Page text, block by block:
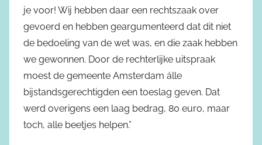
je voor! Wij hebben daar een rechtszaak over
gevoerd en hebben geargumenteerd dat dit niet
de bedoeling van de wet was, en die zaak hebben
we gewonnen. Door de rechterlijke uitspraak
moest de gemeente Amsterdam álle
bijstandsgerechtigden een toeslag geven. Dat
werd overigens een laag bedrag, 80 euro, maar
toch, alle beetjes helpen.”